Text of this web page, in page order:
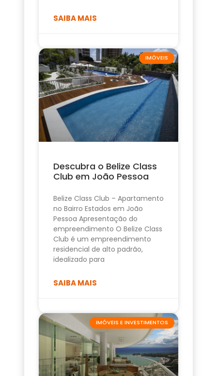
SAIBA MAIS
IMÓVEIS
Descubra o Belize Class
Club em João Pessoa
Belize Class Club – Apartamento
no Bairro Estados em João
Pessoa Apresentação do
empreendimento O Belize Class
Club é um empreendimento
residencial de alto padrão,
idealizado para
SAIBA MAIS
IMÓVEIS E INVESTIMENTOS